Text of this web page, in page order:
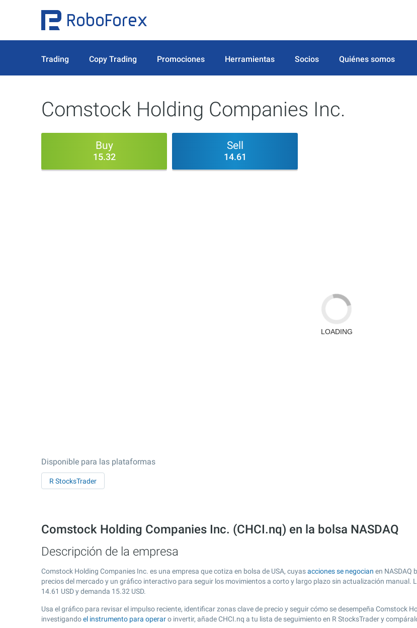
Trading Copy Trading Promociones Herramientas Socios Quiénes somos
Comstock Holding Companies Inc.
Buy
15.32
Sell
14.61
Disponible para las plataformas
R StocksTrader
Comstock Holding Companies Inc. (CHCI.nq) en la bolsa NASDAQ
Descripción de la empresa
Comstock Holding Companies Inc. es una empresa que cotiza en bolsa de USA, cuyasacciones se negocian en NASDAQ
precios del mercado y un gráfico interactivo para seguir los movimientos a corto y largo plazo sin actualización manual.
14.61 USD y demanda 15.32 USD.
Usa el gráfico para revisar el impulso reciente, identificar zonas clave de precio y seguir cómo se desempeña Comstock
investigandoel instrumento para operaro invertir, añade CHCI.nq a tu lista de seguimiento en R StocksTrader y